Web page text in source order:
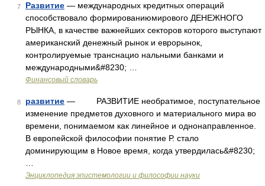
7 Развитие — международных кредитных операций
способствовало формированиюмирового ДЕНЕЖНОГО
РЫНКА, в качестве важнейших секторов которого выступают
американский денежный рынок и еврорынок,
контролируемые транснацио нальными банками и
международными&#8230; …
Финансовый словарь
8 развитие — РАЗВИТИЕ необратимое, поступательное
изменение предметов духовного и материального мира во
времени, понимаемом как линейное и однонаправленное.
В европейской философии понятие Р. стало
доминирующим в Новое время, когда утвердилась&#8230;
Энциклопедия эпистемологии и философии науки